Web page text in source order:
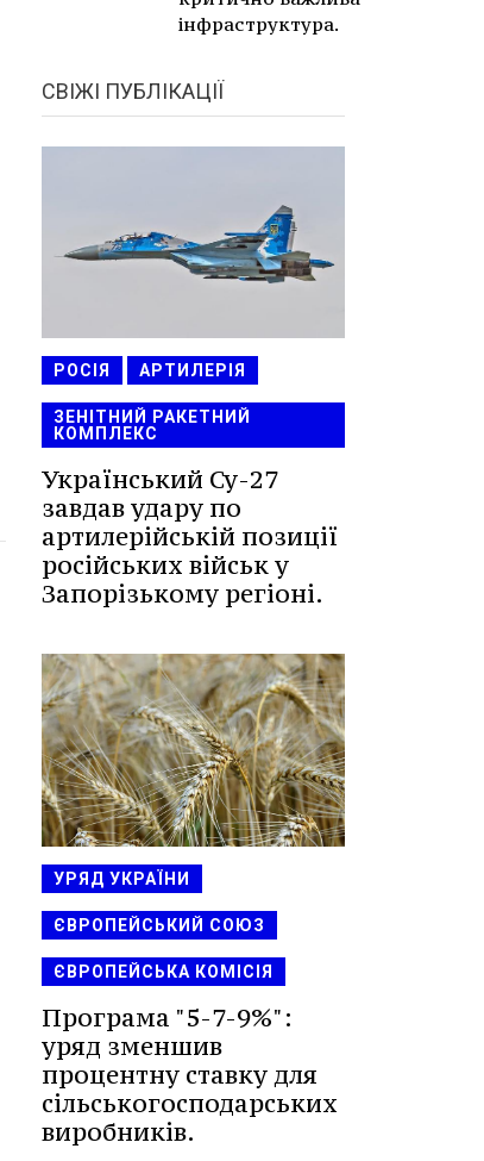
інфраструктура.
СВІЖІ ПУБЛІКАЦІЇ
РОСІЯ АРТИЛЕРІЯ
ЗЕНІТНИЙ РАКЕТНИЙ
КОМПЛЕКС
Український Су-27
завдав удару по
артилерійській позиції
російських військ у
Запорізькому регіоні.
УРЯД УКРАЇНИ
ЄВРОПЕЙСЬКИЙ СОЮЗ
ЄВРОПЕЙСЬКА КОМІСІЯ
Програма "5-7-9%":
уряд зменшив
процентну ставку для
сільськогосподарських
виробників.